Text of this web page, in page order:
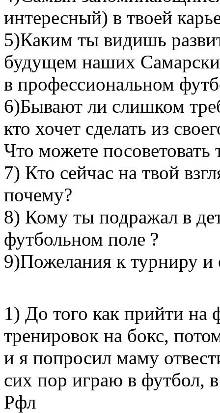
интересный) в твоей
5)Каким ты видишь
будущем наших
в профессиональном
6)Бывают ли слишком
кто хочет сделать из
Что можете посоветовать
7) Кто сейчас на твой
почему?
8) Кому ты подражал в
футбольном поле ?
9)Пожелания к турниру и
1) До того как прийти на
тренировок на бокс,
и я попросил маму
сих пор играю в футбол,
Рфл